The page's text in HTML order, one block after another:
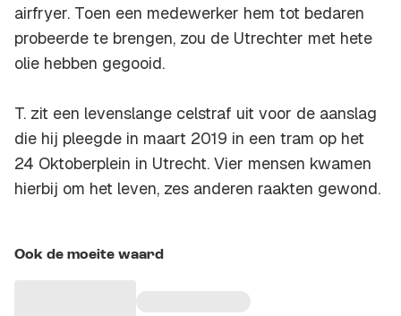
airfryer. Toen een medewerker hem tot bedaren
probeerde te brengen, zou de Utrechter met hete
olie hebben gegooid.
T. zit een levenslange celstraf uit voor de aanslag
die hij pleegde in maart 2019 in een tram op het
24 Oktoberplein in Utrecht. Vier mensen kwamen
hierbij om het leven, zes anderen raakten gewond.
Ook de moeite waard